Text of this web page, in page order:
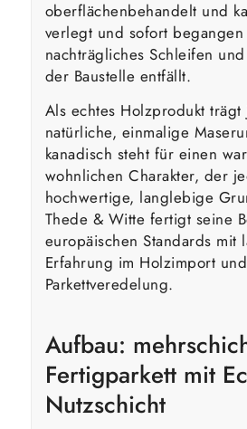
oberflächenbehandelt und
verlegt und sofort
nachträgliches Schleifen
der Baustelle entfällt.
Als echtes Holzprodukt
natürliche, einmalige
kanadisch steht für einen
wohnlichen Charakter, der
hochwertige, langlebige
Thede & Witte fertigt seine
europäischen Standards mit
Erfahrung im Holzimport
Parkettveredelung.
Aufbau:
Fertigparkett mit
Nutzschicht